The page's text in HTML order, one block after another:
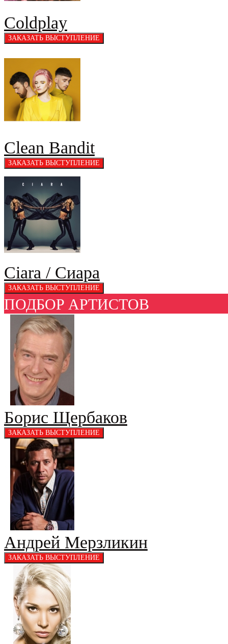
Coldplay
Clean Bandit
Ciara / Сиара
ПОДБОР АРТИСТОВ
Борис Щербаков
Андрей Мерзликин